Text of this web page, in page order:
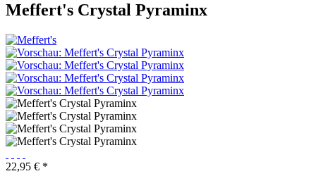
Meffert's Crystal Pyraminx
22,95 € *